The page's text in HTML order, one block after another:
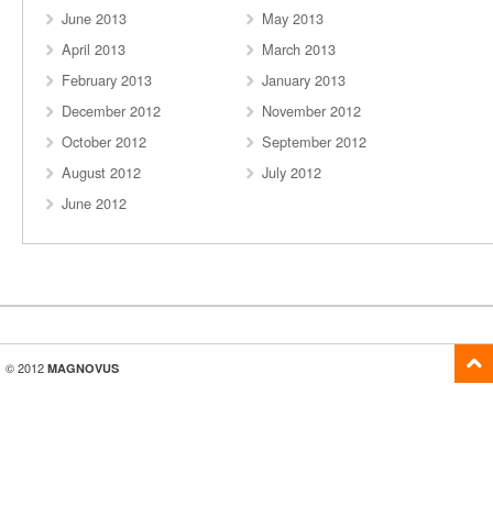
June 2013
May 2013
April 2013
March 2013
February 2013
January 2013
December 2012
November 2012
October 2012
September 2012
August 2012
July 2012
June 2012
© 2012 MAGNOVUS